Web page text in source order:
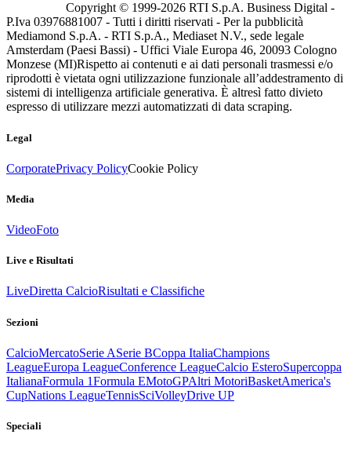
Copyright © 1999-2026 RTI S.p.A. Business Digital -
P.Iva 03976881007 - Tutti i diritti riservati - Per la pubblicità
Mediamond S.p.A. - RTI S.p.A., Mediaset N.V., sede legale
Amsterdam (Paesi Bassi) - Uffici Viale Europa 46, 20093 Cologno
Monzese (MI)Rispetto ai contenuti e ai dati personali trasmessi e/o
riprodotti è vietata ogni utilizzazione funzionale all’addestramento di
sistemi di intelligenza artificiale generativa. È altresì fatto divieto
espresso di utilizzare mezzi automatizzati di data scraping.
Legal
CorporatePrivacy PolicyCookie Policy
Media
VideoFoto
Live e Risultati
LiveDiretta CalcioRisultati e Classifiche
Sezioni
CalcioMercatoSerie ASerie BCoppa ItaliaChampions
LeagueEuropa LeagueConference LeagueCalcio EsteroSupercoppa
ItalianaFormula 1Formula EMotoGPAltri MotoriBasketAmerica's
CupNations LeagueTennisSciVolleyDrive UP
Speciali